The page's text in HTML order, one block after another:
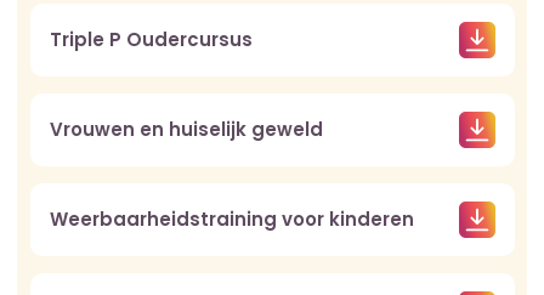
Triple P Oudercursus
Vrouwen en huiselijk geweld
Weerbaarheidstraining voor kinderen